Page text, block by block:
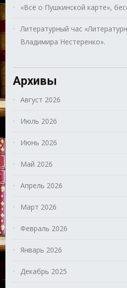
«Всё о Пушкинской карте»,
Литературный час
Владимира Нестеренко».
Архивы
Август 2026
Июль 2026
Июнь 2026
Май 2026
Апрель 2026
Март 2026
Февраль 2026
Январь 2026
Декабрь 2025